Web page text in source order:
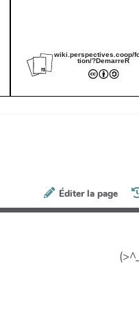
wiki.perspectives.coop/
tion/?DemarreR
Éditer la page